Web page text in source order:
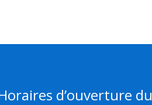
d’ouverture du